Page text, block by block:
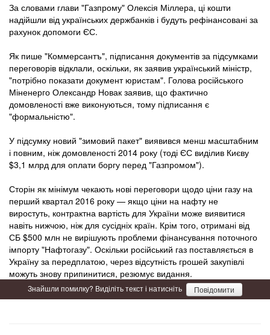
За словами глави "Газпрому" Олексія Міллера, ці кошти
надійшли від українських держбанків і будуть рефінансовані за
рахунок допомоги ЄС.
Як пише "Коммерсантъ", підписання документів за підсумками
переговорів відклали, оскільки, як заявив український міністр,
"потрібно показати документ юристам". Голова російського
Міненерго Олександр Новак заявив, що фактично
домовленості вже виконуються, тому підписання є
"формальністю".
У підсумку новий "зимовий пакет" виявився менш масштабним
і повним, ніж домовленості 2014 року (тоді ЄС виділив Києву
$3,1 млрд для оплати боргу перед "Газпромом").
Сторін як мінімум чекають нові переговори щодо ціни газу на
перший квартал 2016 року — якщо ціни на нафту не
виростуть, контрактна вартість для України може виявитися
навіть нижчою, ніж для сусідніх країн. Крім того, отримані від
СБ $500 млн не вирішують проблеми фінансування поточного
імпорту "Нафтогазу". Оскільки російський газ поставляється в
Україну за передплатою, через відсутність грошей закупівлі
можуть знову припинитися, резюмує видання.
Знайшли помилку? Виділіть текст і натисніть Повідомити